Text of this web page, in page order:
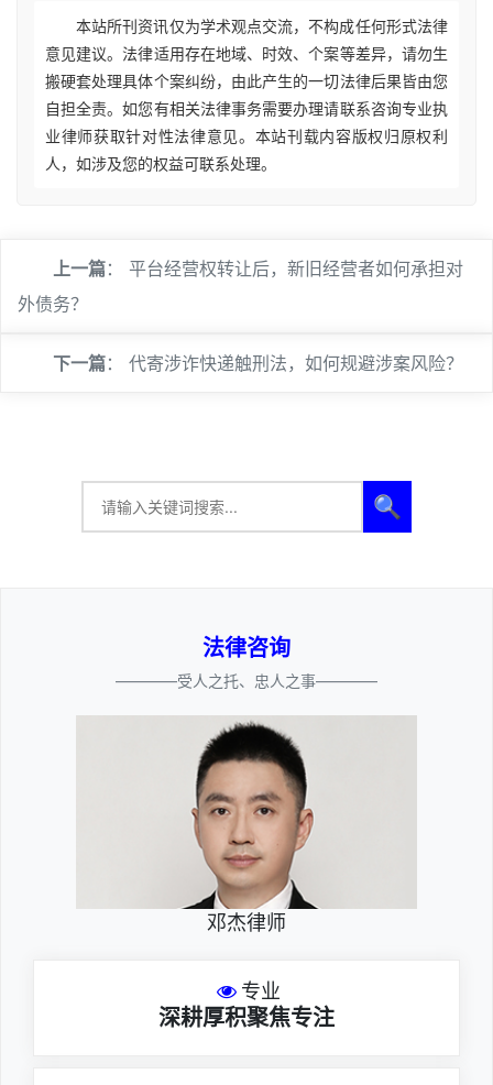
本站所刊资讯仅为学术观点交流，不构成任何形式法律
意见建议。法律适用存在地域、时效、个案等差异，请勿生
搬硬套处理具体个案纠纷，由此产生的一切法律后果皆由您
自担全责。如您有相关法律事务需要办理请联系咨询专业执
业律师获取针对性法律意见。本站刊载内容版权归原权利
人，如涉及您的权益可联系处理。
上一篇： 平台经营权转让后，新旧经营者如何承担对
外债务？
下一篇： 代寄涉诈快递触刑法，如何规避涉案风险？
🔍
法律咨询
————受人之托、忠人之事————
邓杰律师
专业
深耕厚积聚焦专注